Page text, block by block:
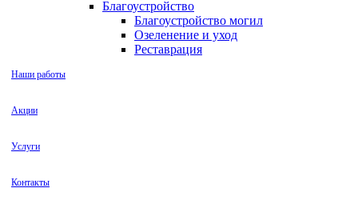
Благоустройство
Благоустройство могил
Озеленение и уход
Реставрация
Наши работы
Акции
Услуги
Контакты